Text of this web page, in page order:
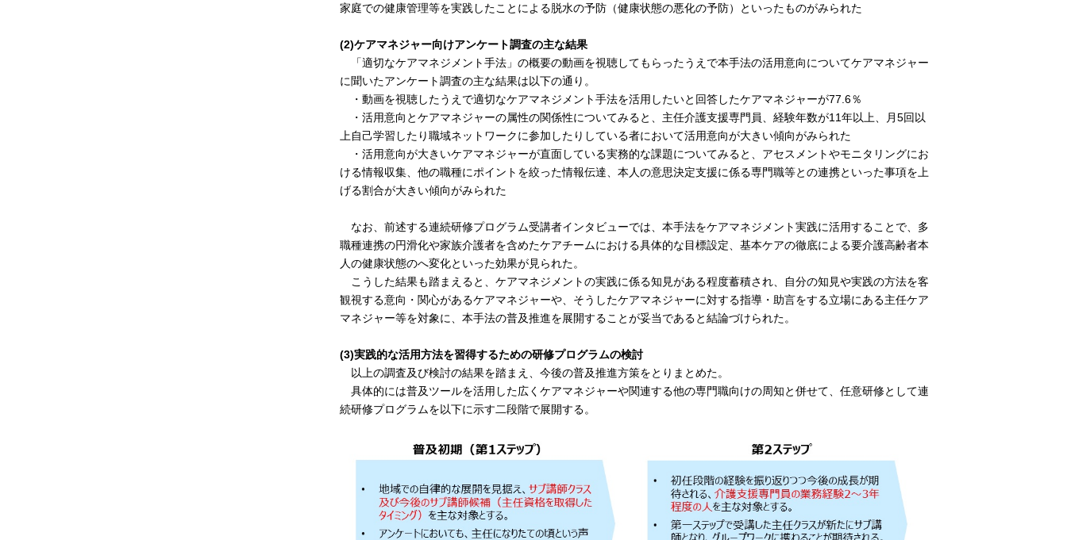
家庭での健康管理等を実践したことによる脱水の予防（健康状態の悪化の予防）といったものがみられた
(2)ケアマネジャー向けアンケート調査の主な結果
「適切なケアマネジメント手法」の概要の動画を視聴してもらったうえで本手法の活用意向についてケアマネジャー
に聞いたアンケート調査の主な結果は以下の通り。
・動画を視聴したうえで適切なケアマネジメント手法を活用したいと回答したケアマネジャーが77.6％
・活用意向とケアマネジャーの属性の関係性についてみると、主任介護支援専門員、経験年数が11年以上、月5回以
上自己学習したり職域ネットワークに参加したりしている者において活用意向が大きい傾向がみられた
・活用意向が大きいケアマネジャーが直面している実務的な課題についてみると、アセスメントやモニタリングにお
ける情報収集、他の職種にポイントを絞った情報伝達、本人の意思決定支援に係る専門職等との連携といった事項を上
げる割合が大きい傾向がみられた
なお、前述する連続研修プログラム受講者インタビューでは、本手法をケアマネジメント実践に活用することで、多
職種連携の円滑化や家族介護者を含めたケアチームにおける具体的な目標設定、基本ケアの徹底による要介護高齢者本
人の健康状態のへ変化といった効果が見られた。
こうした結果も踏まえると、ケアマネジメントの実践に係る知見がある程度蓄積され、自分の知見や実践の方法を客
観視する意向・関心があるケアマネジャーや、そうしたケアマネジャーに対する指導・助言をする立場にある主任ケア
マネジャー等を対象に、本手法の普及推進を展開することが妥当であると結論づけられた。
(3)実践的な活用方法を習得するための研修プログラムの検討
以上の調査及び検討の結果を踏まえ、今後の普及推進方策をとりまとめた。
具体的には普及ツールを活用した広くケアマネジャーや関連する他の専門職向けの周知と併せて、任意研修として連
続研修プログラムを以下に示す二段階で展開する。